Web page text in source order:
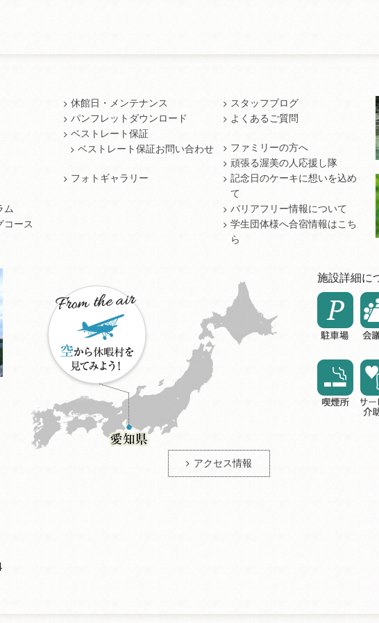
ム
コース
休館日・メンテナンス
パンフレットダウンロード
ベストレート保証
ベストレート保証お問い合わせ
フォトギャラリー
スタッフブログ
よくあるご質問
ファミリーの方へ
頑張る渥美の人応援し隊
記念日のケーキに想いを込め
て
バリアフリー情報について
学生団体様へ合宿情報はこち
ら
アクセス情報
施設詳細に